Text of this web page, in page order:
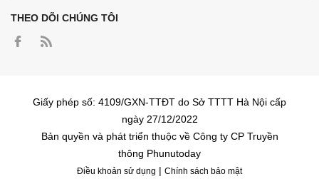
THEO DÕI CHÚNG TÔI
Giấy phép số: 4109/GXN-TTĐT do Sở TTTT Hà Nội cấp
ngày 27/12/2022
Bản quyền và phát triển thuộc về Công ty CP Truyền
thông Phunutoday
Điều khoản sử dụng | Chính sách bảo mật